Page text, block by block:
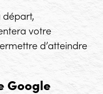
départ,
votre
d’atteindre
Google